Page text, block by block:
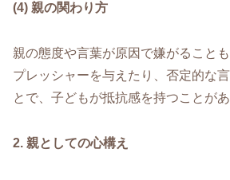
(4) 親の関わり方
親の態度や言葉が原因で嫌がること
プレッシャーを与えたり、否定的な
とで、子どもが抵抗感を持つことがあ
2. 親としての心構え